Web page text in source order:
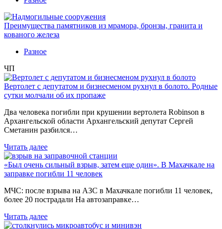
Преимущества памятников из мрамора, бронзы, гранита и
кованого железа
Разное
ЧП
Вертолет с депутатом и бизнесменом рухнул в болото. Родные
сутки молчали об их пропаже
Два человека погибли при крушении вертолета Robinson в
Архангельской области Архангельский депутат Сергей
Сметанин разбился…
Читать далее
«Был очень сильный взрыв, затем еще один». В Махачкале на
заправке погибли 11 человек
МЧС: после взрыва на АЗС в Махачкале погибли 11 человек,
более 20 пострадали На автозаправке…
Читать далее